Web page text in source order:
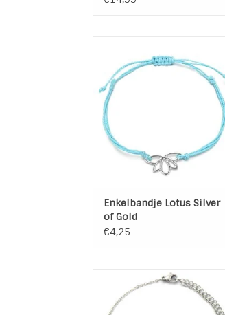
met trekkoord sluiting
Kleur: Zwart / Zilver of Goud
Materiaal: Waxkoord -
TOEVOEGEN AAN WINKELWAGEN
Enkelbandje Lotus Silver
of Gold
€4,25
Enkelbandje Stainless Steel
"Luipaard" Zilver